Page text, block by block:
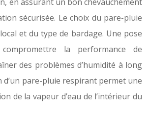
sécurisée. Le choix du pare-pluie
et du type de bardage. Une pose
la performance de
des problèmes d’humidité à long
d’un pare-pluie respirant permet une
de la vapeur d’eau de l’intérieur du